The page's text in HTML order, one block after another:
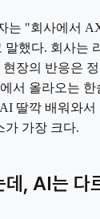
는 "회사에서
했다. 회사는
장의 반응은
서 올라오는 한
딸깍 배워와서
가 가장 크다.
데, AI는 다